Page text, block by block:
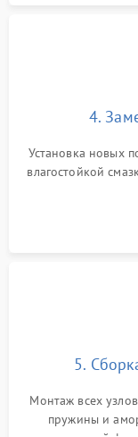
4.
Установка новых
влагостойкой
или
5.
Монтаж всех
пружины и